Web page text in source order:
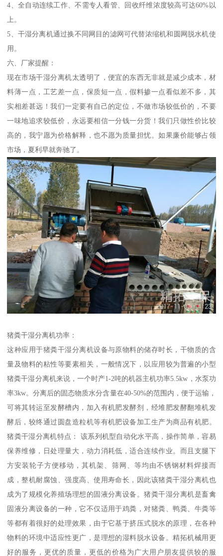
4、全自动连续工作、不需专人看管、回收纤维浓度较高可达60%以
上。
5、干湿分离机通过换不同网目的滤网可代替浓缩机和圆网脱水机使
用。
六、厂家提醒：
现在市场干湿分离机太透明了，便宜的东西无非就是减少成本，材
料薄一点，工艺差一点，保质短一点，假料掺一点看似差不多，其
实相差甚远！我们一定要有自己的定位，不做市场较低价的，不要
一味地追求较低价，永远要相信一分钱一分货！我们只做性价比较
高的，我宁愿为价格解释，也不愿为质量担忧。如果廉价能够占领
市场，夏利早就奔驰了。
猪粪干湿分离机功率：
这种应用于猪粪干湿分离机设备与原物料的储存时长，干物质的含
量及物料的粘性等要素相关，一般情况下，以应用较为普遍的小型
猪粪干湿分离机来说，一个时产1-2吨的机器主机功率5.5kw，水泵功
率3kw。分离后的固态物质水分含量在40-50%的范围内，便于运输，
可将其转运至发酵槽内，加入有机肥发酵剂，经堆肥发酵翻堆机发
酵后，较终通过圆盘造粒机等有机肥设备加工生产为商品有机肥。
猪粪干湿分离机特点： 该系列机型自动化水平高，操作简单，容易
保养维修，日处理量大，动力消耗低，适合连续作业。而且支腿下
方安装轮子方便移动，其机架、筛网、等均由不锈钢材料焊接而
成，整机耐腐蚀、强度高、使用寿命长，因此该猪粪干湿分离机也
成为了规模化养殖场理想的固液分离设备。猪粪干湿分离机是畜禽
固液分离设备的一种，它不仅适用于鸡粪，对猪粪、鸭粪、牛粪等
等都有着很好的处理效果，由于它基于挤压式脱水的原理，在各种
物料的环境中适应性更广，是理想的湿料脱水设备。精拓机械用更
好的服务，更优的质量，更低的价格为广大用户朋友提供较的服